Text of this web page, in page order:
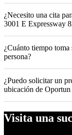
¿Necesito una cita
3001 E Expressway
¿Cuánto tiempo
persona?
¿Puedo solicitar un
ubicación de
Visita una